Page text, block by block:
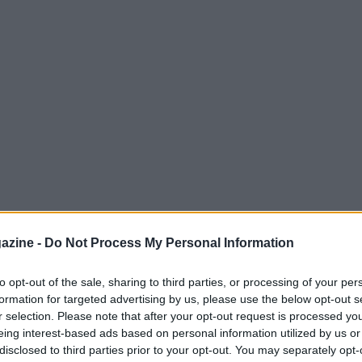
- Do Not Process My Personal Information
opt-out of the sale, sharing to third parties, or processing of your
for targeted advertising by us, please use the below opt-out
selection. Please note that after your opt-out request is processed
interest-based ads based on personal information utilized by us
to third parties prior to your opt-out. You may separately
a Tuttosport ha espresso tutta la sua
in occasione del big match
Rossi – ha spiegato il comico
immagine, la sua presenza, la sua storia
che ti regala sempre una gara vera e